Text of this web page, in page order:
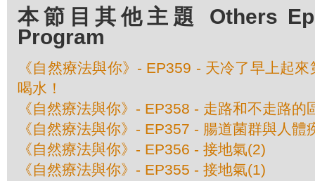
本節目其他主題 Others
Program
《自然療法與你》- EP359 - 天冷了早上起
喝水！
《自然療法與你》- EP358 - 走路和不走路的
《自然療法與你》- EP357 - 腸道菌群與人體
《自然療法與你》- EP356 - 接地氣(2)
《自然療法與你》- EP355 - 接地氣(1)